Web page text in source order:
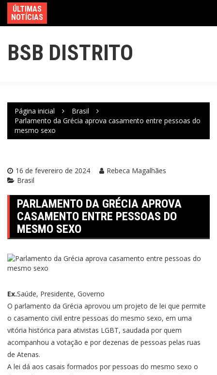
ÚLTIMAS
NOTÍCIAS
BSB DISTRITO
Página inicial
Brasil
Parlamento da Grécia aprova casamento entre pessoas do
mesmo sexo
16 de fevereiro de 2024
Rebeca Magalhães
Brasil
PARLAMENTO DA GRÉCIA APROVA
CASAMENTO ENTRE PESSOAS DO
MESMO SEXO
Ex.Saúde, Presidente, Governo
O parlamento da Grécia aprovou um projeto de lei que permite
o casamento civil entre pessoas do mesmo sexo, em uma
vitória histórica para ativistas LGBT, saudada por quem
acompanhou a votação e por dezenas de pessoas pelas ruas
de Atenas.
A lei dá aos casais formados por pessoas do mesmo sexo o